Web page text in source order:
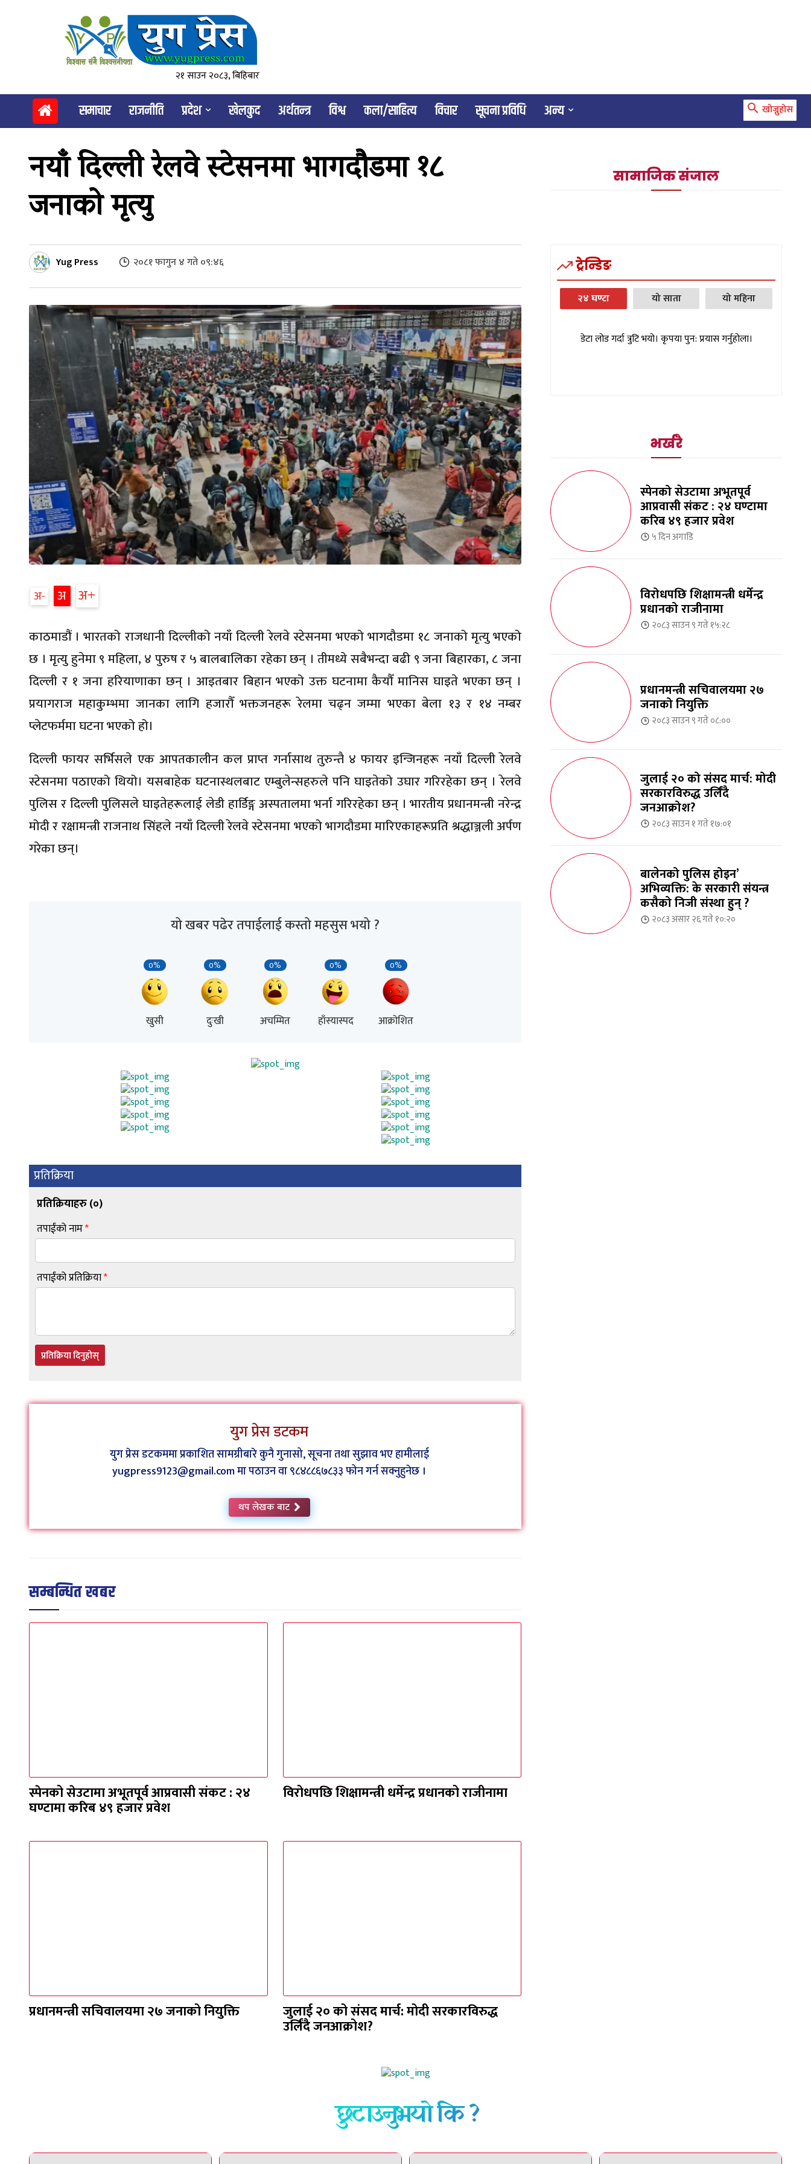
२१ साउन २०८३, बिहिबार
समाचार राजनीति प्रदेश खेलकुद अर्थतन्त्र विश्व कला/साहित्य विचार सूचना प्रविधि अन्य खोज्नुहोस
नयाँ दिल्ली रेलवे स्टेसनमा भागदौडमा १८
जनाको मृत्यु
Yug Press २०८१ फागुन ४ गते ०९:४६
अ अ अ
काठमाडौं । भारतको राजधानी दिल्लीको नयाँ दिल्ली रेलवे स्टेसनमा भएको भागदौडमा १८ जनाको मृत्यु भएको
छ । मृत्यु हुनेमा ९ महिला, ४ पुरुष र ५ बालबालिका रहेका छन् । तीमध्ये सबैभन्दा बढी ९ जना बिहारका, ८ जना
दिल्ली र १ जना हरियाणाका छन् । आइतबार बिहान भएको उक्त घटनामा कैयौँ मानिस घाइते भएका छन् ।
प्रयागराज महाकुम्भमा जानका लागि हजारौँ भक्तजनहरू रेलमा चढ्न जम्मा भएका बेला १३ र १४ नम्बर
प्लेटफर्ममा घटना भएको हो।
दिल्ली फायर सर्भिसले एक आपतकालीन कल प्राप्त गर्नासाथ तुरुन्तै ४ फायर इन्जिनहरू नयाँ दिल्ली रेलवे
स्टेसनमा पठाएको थियो। यसबाहेक घटनास्थलबाट एम्बुलेन्सहरुले पनि घाइतेको उघार गरिरहेका छन् । रेलवे
पुलिस र दिल्ली पुलिसले घाइतेहरूलाई लेडी हार्डिङ्ग अस्पतालमा भर्ना गरिरहेका छन् । भारतीय प्रधानमन्त्री नरेन्द्र
मोदी र रक्षामन्त्री राजनाथ सिंहले नयाँ दिल्ली रेलवे स्टेसनमा भएको भागदौडमा मारिएकाहरूप्रति श्रद्धाञ्जली अर्पण
गरेका छन्।
यो खबर पढेर तपाईलाई कस्तो महसुस भयो ?
0%
खुसी
0%
दुःखी
0%
अचम्मित
0%
हाँस्यास्पद
0%
आक्रोशित
प्रतिक्रिया
प्रतिक्रियाहरु (०)
तपाईंको नाम*
तपाईंको प्रतिक्रिया*
प्रतिक्रिया दिनुहोस्
युग प्रेस डटकम
युग प्रेस डटकममा प्रकाशित सामग्रीबारे कुनै गुनासो, सूचना तथा सुझाव भए हामीलाई
yugpress9123@gmail.com मा पठाउन वा ९८४८८६७८३३ फोन गर्न सक्नुहुनेछ ।
थप लेखक बाट
सम्बन्धित खबर
स्पेनको सेउटामा अभूतपूर्व आप्रवासी संकट : २४
घण्टामा करिब ४९ हजार प्रवेश
विरोधपछि शिक्षामन्त्री धर्मेन्द्र प्रधानको राजीनामा
प्रधानमन्त्री सचिवालयमा २७ जनाको नियुक्ति जुलाई २० को संसद मार्च: मोदी सरकारविरुद्ध
उर्लिंदै जनआक्रोश?
सामाजिक संजाल
ट्रेन्डिङ
२४ घण्टा यो साता यो महिना
डेटा लोड गर्दा त्रुटि भयो। कृपया पुन: प्रयास गर्नुहोला।
भर्खरै
स्पेनको सेउटामा अभूतपूर्व
आप्रवासी संकट : २४ घण्टामा
करिब ४९ हजार प्रवेश
५ दिनअगाडि
विरोधपछि शिक्षामन्त्री धर्मेन्द्र
प्रधानको राजीनामा
२०८३ साउन ९ गते १५:२८
प्रधानमन्त्री सचिवालयमा २७
जनाको नियुक्ति
२०८३ साउन ९ गते ०८:००
जुलाई २० को संसद मार्च: मोदी
सरकारविरुद्ध उर्लिंदै
जनआक्रोश?
२०८३ साउन १ गते १७:०१
बालेनको पुलिस होइन’
अभिव्यक्ति: के सरकारी संयन्त्र
कसैको निजी संस्था हुन् ?
२०८३ असार २६ गते १०:२०
छुटाउनुभयो कि ?